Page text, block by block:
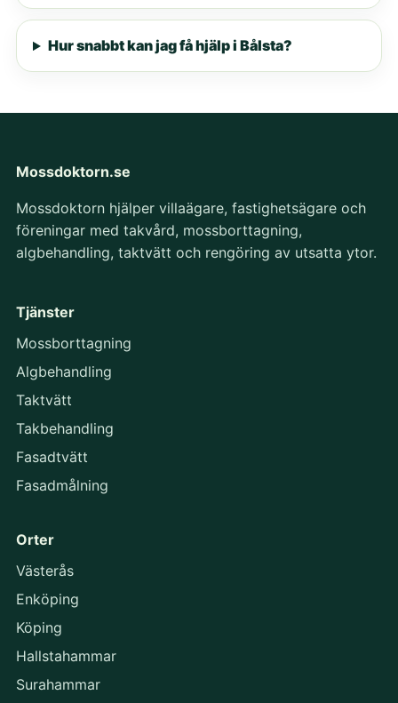
Hur snabbt kan jag få hjälp i Bålsta?
Mossdoktorn.se
Mossdoktorn hjälper villaägare, fastighetsägare och
föreningar med takvård, mossborttagning,
algbehandling, taktvätt och rengöring av utsatta ytor.
Tjänster
Mossborttagning
Algbehandling
Taktvätt
Takbehandling
Fasadtvätt
Fasadmålning
Orter
Västerås
Enköping
Köping
Hallstahammar
Surahammar